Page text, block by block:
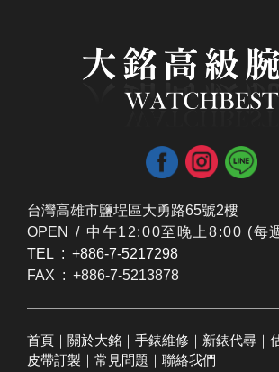
台灣高雄市鹽埕區大勇路65號2樓
OPEN / 中午12:00至晚上8:00 (每
TEL : +886-7-5217298
FAX : +886-7-5213878
首頁 ｜ 關於大銘 ｜ 手錶維修 ｜ 新錶代尋 ｜
皮帶訂製 ｜ 常見問題 ｜ 聯絡我們